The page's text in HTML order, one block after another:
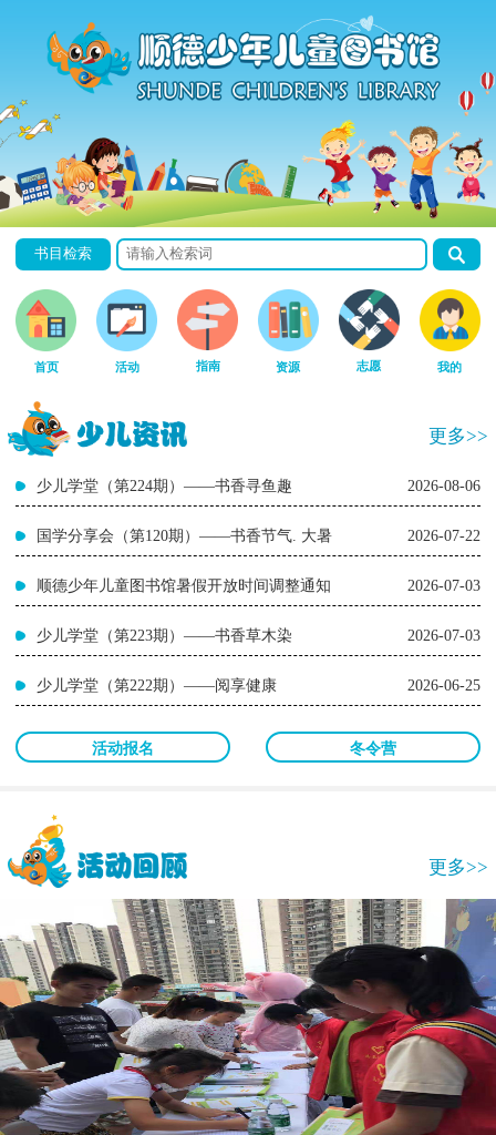
书目检索
首页 活动 指南 资源 志愿 我的
更多>>
少儿学堂（第224期）——书香寻鱼趣 2026-08-06
国学分享会（第120期）——书香节气. 大暑 2026-07-22
顺德少年儿童图书馆暑假开放时间调整通知 2026-07-03
少儿学堂（第223期）——书香草木染 2026-07-03
少儿学堂（第222期）——阅享健康 2026-06-25
活动报名 冬令营
更多>>